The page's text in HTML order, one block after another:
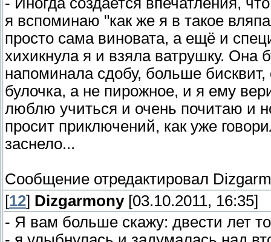
я вспоминаю "как же я в такое
просто сама виновата, а ещё и
хихикнула я и взяла ватрушку. Она
напоминала сдобу, больше бисквит,
булочка, а не пирожное, и я ему
люблю учиться и очень почитаю и
просит приключений, как уже
заснело...
Сообщение отредактировал
[12] Dizgarmony[03.10.2011, 16:35]
- Я вам больше скажу: двести лет